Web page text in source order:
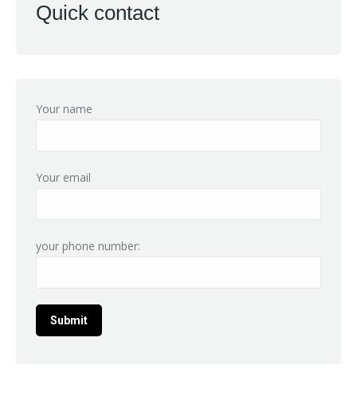
Quick contact
Your name
Your email
your phone number: